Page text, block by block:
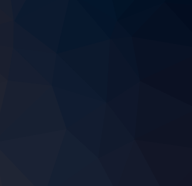
2026
por Network Manager